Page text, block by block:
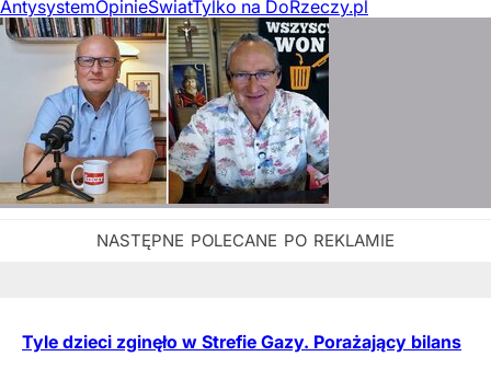
AntysystemOpinieŚwiatTylko na DoRzeczy.pl
Tyle dzieci zginęło w Strefie Gazy. Porażający bilans